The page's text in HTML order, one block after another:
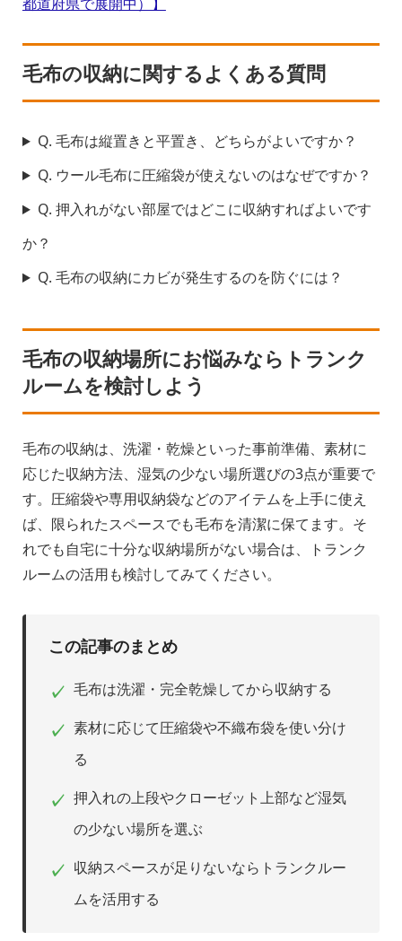
毛布の収納に関するよくある質問
Q. 毛布は縦置きと平置き、どちらがよいですか？
Q. ウール毛布に圧縮袋が使えないのはなぜですか？
Q. 押入れがない部屋ではどこに収納すればよいです
か？
Q. 毛布の収納にカビが発生するのを防ぐには？
毛布の収納場所にお悩みならトランク
ルームを検討しよう
毛布の収納は、洗濯・乾燥といった事前準備、素材に
応じた収納方法、湿気の少ない場所選びの3点が重要で
す。圧縮袋や専用収納袋などのアイテムを上手に使え
ば、限られたスペースでも毛布を清潔に保てます。そ
れでも自宅に十分な収納場所がない場合は、トランク
ルームの活用も検討してみてください。
この記事のまとめ
✓ 毛布は洗濯・完全乾燥してから収納する
✓ 素材に応じて圧縮袋や不織布袋を使い分け
る
✓ 押入れの上段やクローゼット上部など湿気
の少ない場所を選ぶ
✓ 収納スペースが足りないならトランクルー
ムを活用する